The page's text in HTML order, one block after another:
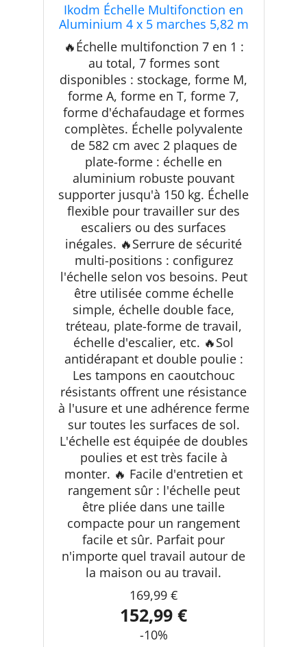
Ikodm Échelle Multifonction en
Aluminium 4 x 5 marches 5,82 m
7 en 1 jusqu'à 150 kg avec 2
roulettes de Transport et 2
Plateformes
🔥Échelle multifonction 7 en 1 :
au total, 7 formes sont
disponibles : stockage, forme M,
forme A, forme en T, forme 7,
forme d'échafaudage et formes
complètes. Échelle polyvalente
de 582 cm avec 2 plaques de
plate-forme : échelle en
aluminium robuste pouvant
supporter jusqu'à 150 kg. Échelle
flexible pour travailler sur des
escaliers ou des surfaces
inégales. 🔥Serrure de sécurité
multi-positions : configurez
l'échelle selon vos besoins. Peut
être utilisée comme échelle
simple, échelle double face,
tréteau, plate-forme de travail,
échelle d'escalier, etc. 🔥Sol
antidérapant et double poulie :
Les tampons en caoutchouc
résistants offrent une résistance
à l'usure et une adhérence ferme
sur toutes les surfaces de sol.
L'échelle est équipée de doubles
poulies et est très facile à
monter. 🔥 Facile d'entretien et
rangement sûr : l'échelle peut
être pliée dans une taille
compacte pour un rangement
facile et sûr. Parfait pour
n'importe quel travail autour de
la maison ou au travail.
169,99 €
152,99 €
-10%